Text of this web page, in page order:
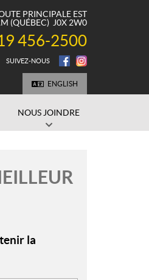
PRINCIPALE EST
(QUÉBEC) J0X 2W0
:
456-2500
SUIVEZ-NOUS
ENGLISH
NOUS JOINDRE
la